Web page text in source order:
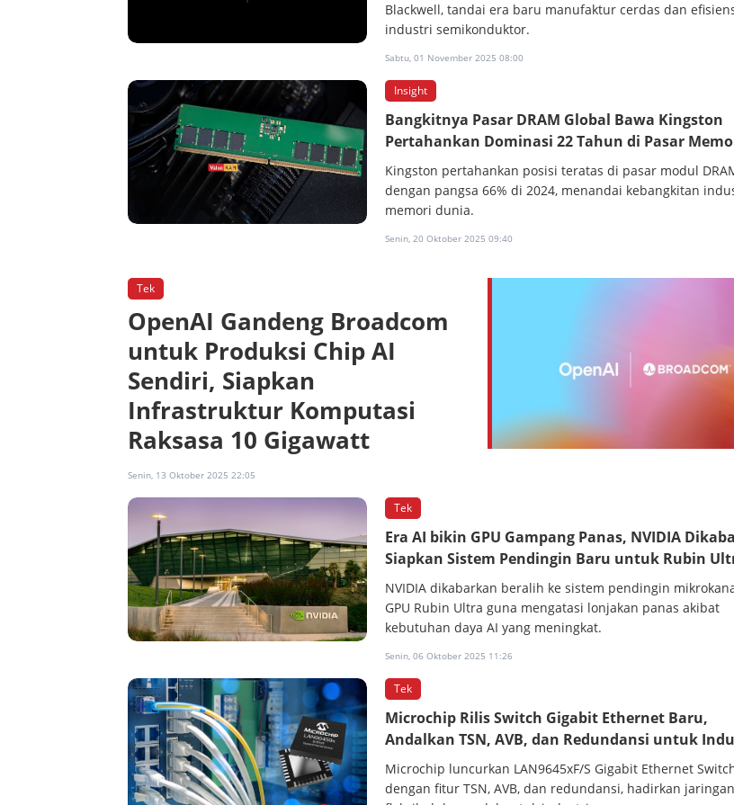
Blackwell, tandai era baru manufaktur cerdas dan
industri semikonduktor.
Sabtu, 01 November 2025 08:00
Insight
Bangkitnya Pasar DRAM Global Bawa Kingston
Pertahankan Dominasi 22 Tahun di Pasar
Kingston pertahankan posisi teratas di pasar modul
dengan pangsa 66% di 2024, menandai kebangkitan
memori dunia.
Senin, 20 Oktober 2025 09:40
Tek
OpenAI Gandeng Broadcom
untuk Produksi Chip AI
Sendiri, Siapkan
Infrastruktur Komputasi
Raksasa 10 Gigawatt
Senin, 13 Oktober 2025 22:05
Tek
Era AI bikin GPU Gampang Panas, NVIDIA
Siapkan Sistem Pendingin Baru untuk Rubin
NVIDIA dikabarkan beralih ke sistem pendingin
GPU Rubin Ultra guna mengatasi lonjakan panas akibat
kebutuhan daya AI yang meningkat.
Senin, 06 Oktober 2025 11:26
Tek
Microchip Rilis Switch Gigabit Ethernet Baru,
Andalkan TSN, AVB, dan Redundansi untuk
Microchip luncurkan LAN9645xF/S Gigabit Ethernet
dengan fitur TSN, AVB, dan redundansi, hadirkan jaringan